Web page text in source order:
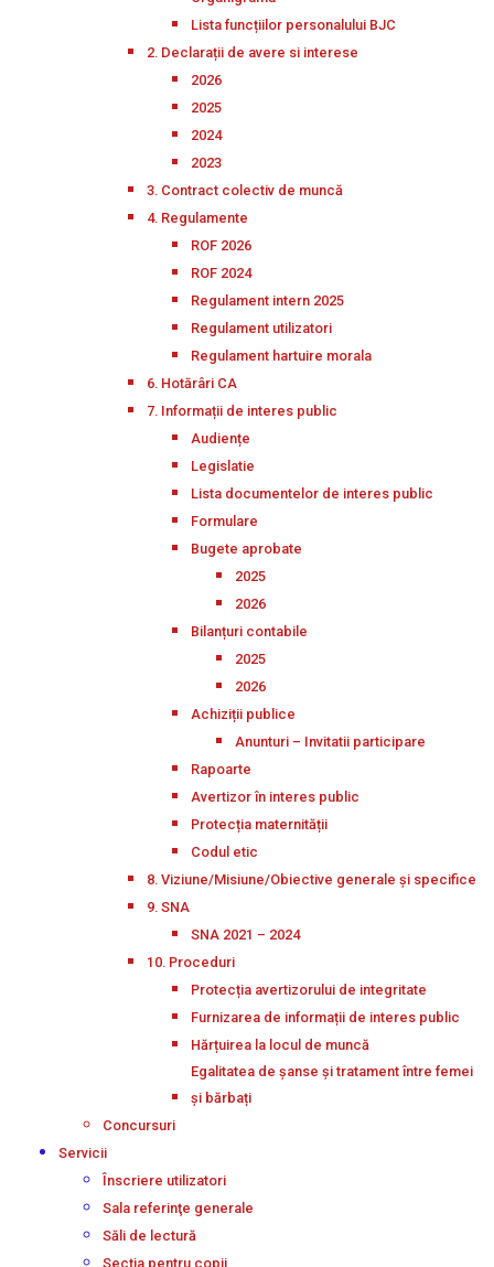
Lista funcțiilor personalului BJC
2. Declarații de avere si interese
2026
2025
2024
2023
3. Contract colectiv de muncă
4. Regulamente
ROF 2026
ROF 2024
Regulament intern 2025
Regulament utilizatori
Regulament hartuire morala
6. Hotărâri CA
7. Informații de interes public
Audiențe
Legislatie
Lista documentelor de interes public
Formulare
Bugete aprobate
2025
2026
Bilanțuri contabile
2025
2026
Achiziții publice
Anunturi – Invitatii participare
Rapoarte
Avertizor în interes public
Protecția maternității
Codul etic
8. Viziune/Misiune/Obiective generale și specifice
9. SNA
SNA 2021 – 2024
10. Proceduri
Protecția avertizorului de integritate
Furnizarea de informații de interes public
Hărțuirea la locul de muncă
Egalitatea de șanse și tratament între femei
și bărbați
Concursuri
Servicii
Înscriere utilizatori
Sala referinţe generale
Săli de lectură
Secţia pentru copii